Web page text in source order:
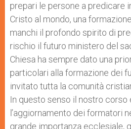
prepari le persone a predicare
Cristo al mondo, una
manchi il profondo spirito di
rischio il futuro ministero del
Chiesa ha sempre dato una
particolari alla formazione dei
invitato tutta la comunità
In questo senso il nostro corso
l’aggiornamento dei formatori
grande importanza ecclesiale,